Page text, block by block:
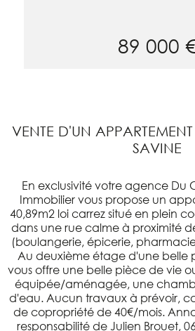
89 000
VENTE D'UN
SAVINE
En exclusivité votre agence Du
Immobilier vous propose un
40,89m2 loi carrez situé en plein
dans une rue calme à proximité
(boulangerie, épicerie,
Au deuxième étage d'une belle
vous offre une belle pièce de vie
équipée/aménagée, une
d'eau. Aucun travaux à prévoir,
de copropriété de 40€/mois.
responsabilité de Julien Brouet,